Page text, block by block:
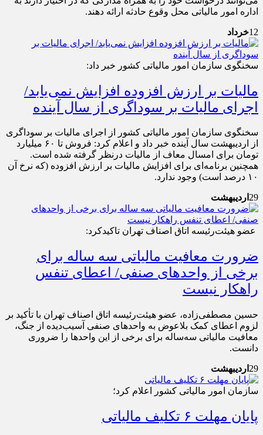
اداره امور مالیاتی محل وقوع حادثه ارائه دهند.
12خرداد
سخنگوی سازمان امور مالیاتی کشور خبر داد:
مالیات بر ارزش افزوده افزایش نمی‌یابد/
اجرای مالیات بر سوداگری از سال آینده
سخنگوی سازمان امور مالیاتی کشور از اجرای مالیات بر سوداگری
از اردیبهشت سال آینده خبر داد و اعلام کرد: فروش تا ۶۰ میلیارد
تومان برای امسال معاف از مالیات درنظر گرفته شده است.
همچنین برنامه‌ای برای افزایش مالیات بر ارزش افزوده (که نرخ آن
۱۰ درصد است) وجود ندارد.
29 اردیبهشت
عضو هیئت‌رئیسه اتاق اصناف تهران تاکیدکرد:
ضرورت معافیت مالیاتی سه ساله برای
برخی از واحد‌های صنفی/ اعطای تنفس
راهکار نیست
حسین مصطفی‌زاده، عضو هیئت‌رئیسه اتاق اصناف تهران با تأکید بر
لزوم اعطای کمک بلاعوض به واحد‌های صنفی آسیب‌دیده از جنگ،
معافیت مالیاتی سه‌ساله برای برخی از این واحد‌ها را ضروری
دانست.
29 اردیبهشت
سازمان امور مالیاتی کشور اعلام کرد؛
پایان مهلت ۶ تکلیف مالیاتی